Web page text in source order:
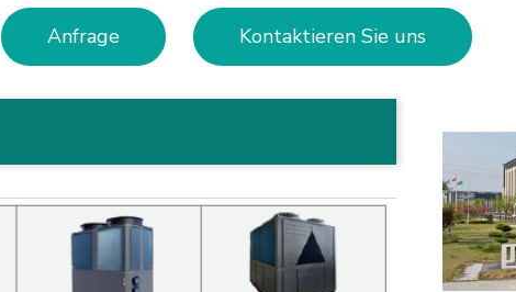
Anfrage Kontaktieren Sie uns